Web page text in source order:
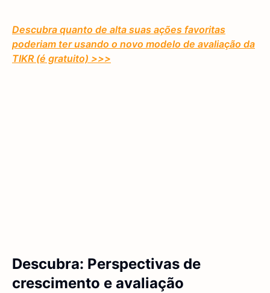
Descubra quanto de alta suas ações favoritas
poderiam ter usando o novo modelo de avaliação da
TIKR (é gratuito) >>>
Descubra: Perspectivas de
crescimento e avaliação